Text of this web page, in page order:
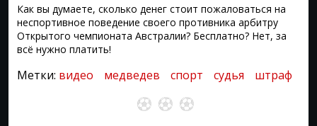
Как вы думаете, сколько денег стоит пожаловаться на
неспортивное поведение своего противника арбитру
Открытого чемпионата Австралии? Бесплатно? Нет, за
всё нужно платить!
Метки: видео медведев спорт судья штраф